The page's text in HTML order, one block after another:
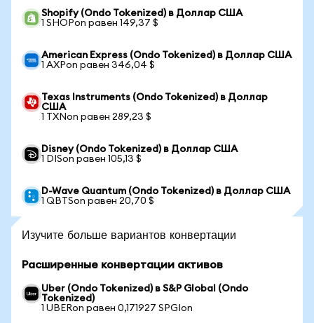
Shopify (Ondo Tokenized) в Доллар США
1 SHOPon равен 149,37 $
American Express (Ondo Tokenized) в Доллар США
1 AXPon равен 346,04 $
Texas Instruments (Ondo Tokenized) в Доллар
США
1 TXNon равен 289,23 $
Disney (Ondo Tokenized) в Доллар США
1 DISon равен 105,13 $
D-Wave Quantum (Ondo Tokenized) в Доллар США
1 QBTSon равен 20,70 $
Изучите больше вариантов конвертации
Расширенные конвертации активов
Uber (Ondo Tokenized) в S&P Global (Ondo
Tokenized)
1 UBERon равен 0,171927 SPGIon